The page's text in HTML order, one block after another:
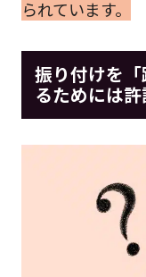
られています。
振り付けを
るためには